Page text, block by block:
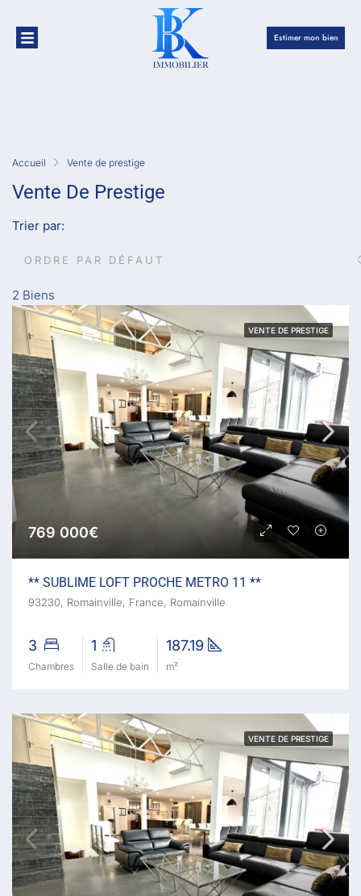
Estimer mon bien
Accueil Vente de prestige
Vente De Prestige
2 Biens
Trier par:
ORDRE PAR DÉFAUT
VENTE DE PRESTIGE
769 000€
** SUBLIME LOFT PROCHE METRO 11 **
93230, Romainville, France, Romainville
3
Chambres
1
Salle de bain
187.19
m²
VENTE DE PRESTIGE